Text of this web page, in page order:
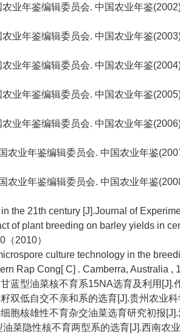
业年鉴编辑委员会. 中国农业年鉴
业年鉴编辑委员会. 中国农业年鉴
业年鉴编辑委员会. 中国农业年鉴
业年鉴编辑委员会. 中国农业年鉴
业年鉴编辑委员会. 中国农业年鉴
农业年鉴编辑委员会. 中国农业年鉴
农业年鉴编辑委员会. 中国农业年鉴
the 21th century [J].Journal of
of plant breeding on barley yields in
2010）
culture technology in the
Rap Cong[ C] . Camberra, Australia ,
蓝型油菜核不育系15NA选育及利用[J].
双低自交不亲和系的选育[J].贵州农业
胞核雄性不育杂交油菜选育研究初报
菜隐性核不育两型系的选育[J].西南农